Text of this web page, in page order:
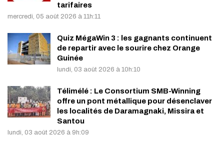
tarifaires
mercredi, 05 août 2026 à 11h:11
Quiz MégaWin 3 : les gagnants continuent
de repartir avec le sourire chez Orange
Guinée
lundi, 03 août 2026 à 10h:10
Télimélé : Le Consortium SMB-Winning
offre un pont métallique pour désenclaver
les localités de Daramagnaki, Missira et
Santou
lundi, 03 août 2026 à 9h:09